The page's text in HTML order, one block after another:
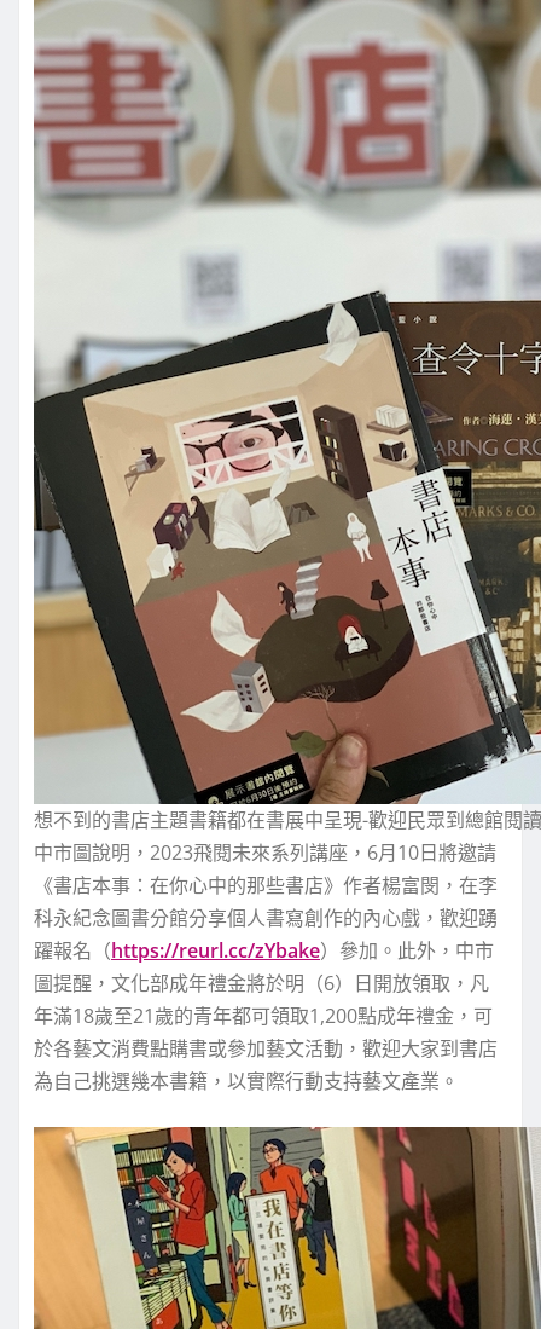
想不到的書店主題書籍都在書展中呈現-歡迎民眾到總館閱讀
中市圖說明，2023飛閱未來系列講座，6月10日將邀請
《書店本事：在你心中的那些書店》作者楊富閔，在李
科永紀念圖書分館分享個人書寫創作的內心戲，歡迎踴
躍報名（https://reurl.cc/zYbake）參加。此外，中市
圖提醒，文化部成年禮金將於明（6）日開放領取，凡
年滿18歲至21歲的青年都可領取1,200點成年禮金，可
於各藝文消費點購書或參加藝文活動，歡迎大家到書店
為自己挑選幾本書籍，以實際行動支持藝文產業。